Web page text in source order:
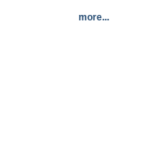
more...